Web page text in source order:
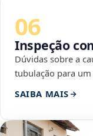
06
Inspeção
Dúvidas sobre a
tubulação para
SAIBA MAIS